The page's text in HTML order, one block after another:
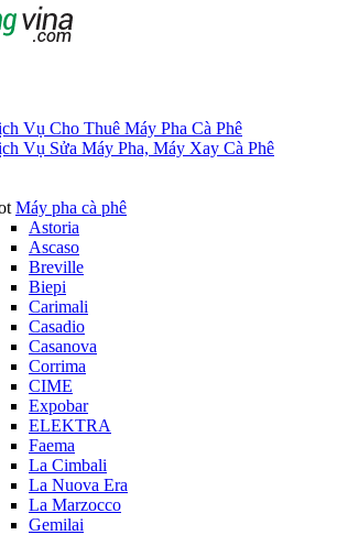
Vụ Cho Thuê Máy Pha Cà Phê
Vụ Sửa Máy Pha, Máy Xay Cà Phê
Máy pha cà phê
Astoria
Ascaso
Breville
Biepi
Carimali
Casadio
Casanova
Corrima
CIME
Expobar
ELEKTRA
Faema
La Cimbali
La Nuova Era
La Marzocco
Gemilai